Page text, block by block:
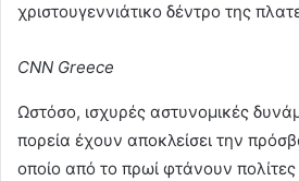
χριστουγεννιάτικο δέντρο της
CNN Greece
Ωστόσο, ισχυρές αστυνομικές
πορεία έχουν αποκλείσει την
οποίο από το πρωί φτάνουν